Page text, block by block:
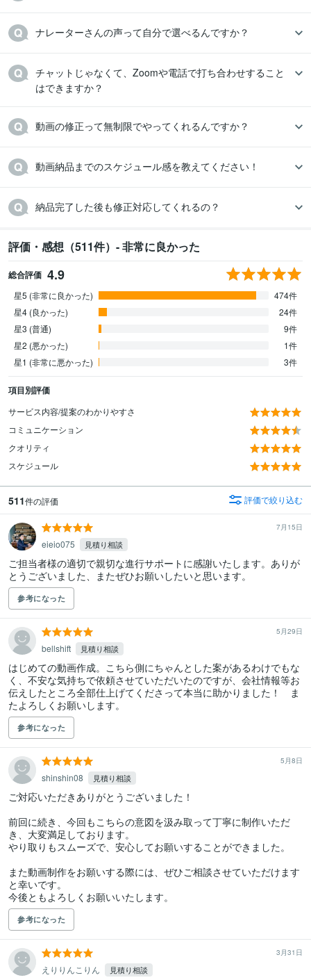
ナレーターさんの声って自分で選べるんですか？
チャットじゃなくて、Zoomや電話で打ち合わせすること
はできますか？
動画の修正って無制限でやってくれるんですか？
動画納品までのスケジュール感を教えてください！
納品完了した後も修正対応してくれるの？
評価・感想（511件）- 非常に良かった
総合評価 4.9
星5 (非常に良かった)
474件
星4 (良かった)
24件
星3 (普通)
9件
星2 (悪かった)
1件
星1 (非常に悪かった)
3件
項目別評価
サービス内容/提案のわかりやすさ
コミュニケーション
クオリティ
スケジュール
511件の評価 評価で絞り込む
7月15日
eieio075 見積り相談
ご担当者様の適切で親切な進行サポートに感謝いたします。ありが
とうございました、またぜひお願いしたいと思います。
参考になった
5月29日
bellshift 見積り相談
はじめての動画作成。こちら側にちゃんとした案があるわけでもな
く、不安な気持ちで依頼させていただいたのですが、会社情報等お
伝えしたところ全部仕上げてくださって本当に助かりました！　ま
たよろしくお願いします。
参考になった
5月8日
shinshin08 見積り相談
ご対応いただきありがとうございました！
前回に続き、今回もこちらの意図を汲み取って丁寧に制作いただ
き、大変満足しております。
やり取りもスムーズで、安心してお願いすることができました。
また動画制作をお願いする際には、ぜひご相談させていただけます
と幸いです。
今後ともよろしくお願いいたします。
参考になった
3月31日
えりりんこりん 見積り相談